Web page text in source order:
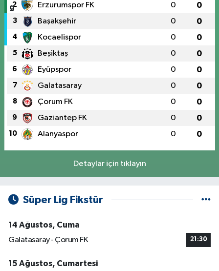
2 Erzurumspor FK 0 0
3 Başakşehir 0 0
4 Kocaelispor 0 0
5 Beşiktaş 0 0
6 Eyüpspor 0 0
7 Galatasaray 0 0
8 Çorum FK 0 0
9 Gaziantep FK 0 0
10 Alanyaspor 0 0
Detaylar için tıklayın
Süper Lig Fikstür
14 Ağustos, Cuma
Galatasaray - Çorum FK
21:30
15 Ağustos, Cumartesi